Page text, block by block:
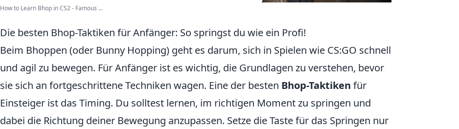
How to Learn Bhop in CS2 - Famous ...
Die besten Bhop-Taktiken für Anfänger: So springst du wie ein Profi!
Beim Bhoppen (oder Bunny Hopping) geht es darum, sich in Spielen wie CS:GO schnell
und agil zu bewegen. Für Anfänger ist es wichtig, die Grundlagen zu verstehen, bevor
sie sich an fortgeschrittene Techniken wagen. Eine der besten Bhop-Taktiken für
Einsteiger ist das Timing. Du solltest lernen, im richtigen Moment zu springen und
dabei die Richtung deiner Bewegung anzupassen. Setze die Taste für das Springen nur